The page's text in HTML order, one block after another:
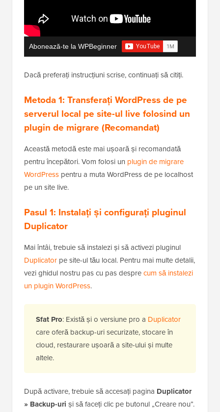
Abonează-te la WPBeginner
Dacă preferați instrucțiuni scrise, continuați să citiți.
Metoda 1: Transferați WordPress de pe
serverul local pe site-ul live folosind un
plugin de migrare (Recomandat)
Această metodă este mai ușoară și recomandată
pentru începători. Vom folosi un plugin de migrare
WordPress pentru a muta WordPress de pe localhost
pe un site live.
Pasul 1: Instalați și configurați pluginul
Duplicator
Mai întâi, trebuie să instalezi și să activezi pluginul
Duplicator pe site-ul tău local. Pentru mai multe detalii,
vezi ghidul nostru pas cu pas desprecum să instalezi
un plugin WordPress.
Sfat Pro: Există și o versiune pro a Duplicator
care oferă backup-uri securizate, stocare în
cloud, restaurare ușoară a site-ului și multe
altele.
După activare, trebuie să accesați pagina Duplicator
» Backup-uri și să faceți clic pe butonul „Creare nou”.